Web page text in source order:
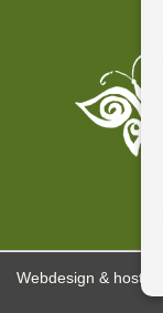
Webdesign & hosting: